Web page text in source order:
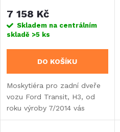
7 158 Kč
Skladem na centrálním
skladě >5 ks
DO KOŠÍKU
Moskytiéra pro zadní dveře
vozu Ford Transit, H3, od
roku výroby 7/2014 vás
ochrání proti otravnému